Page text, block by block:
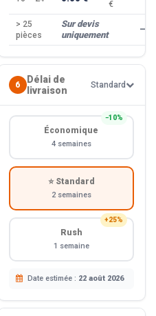
€
> 25
pièces
Sur devis
uniquement
—
6
Délai de
livraison
Standard
−10%
Économique
4 semaines
⭐ Standard
2 semaines
+25%
Rush
1 semaine
Date estimée : 22 août 2026